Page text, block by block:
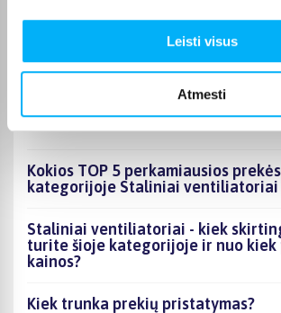
Leisti visus
Atmesti
DUK
Kokios TOP 5 perkamiausios prekės
kategorijoje Staliniai ventiliatoriai
Staliniai ventiliatoriai - kiek
turite šioje kategorijoje ir nuo kiek
kainos?
Kiek trunka prekių pristatymas?